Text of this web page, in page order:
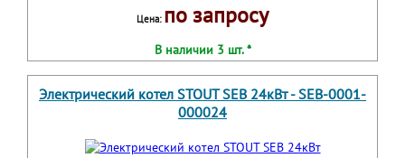
Цена: по запросу
В наличии 3 шт. *
Электрический котел STOUT SEB 24кВт - SEB-0001-
000024